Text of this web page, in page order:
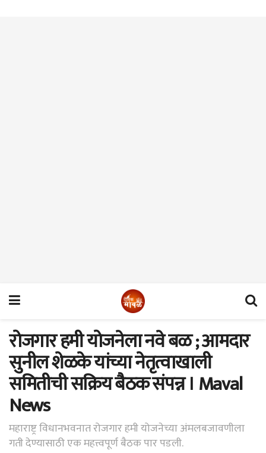
रोजगार हमी योजनेला नवे बळ ; आमदार
सुनील शेळके यांच्या नेतृत्वाखाली
समितीची सक्रिय बैठक संपन्न । Maval
News
महाराष्ट्र विधानभवनात रोजगार हमी योजनेच्या अंमलबजावणीला
गती देण्यासाठी एक महत्त्वपूर्ण बैठक पार पडली.